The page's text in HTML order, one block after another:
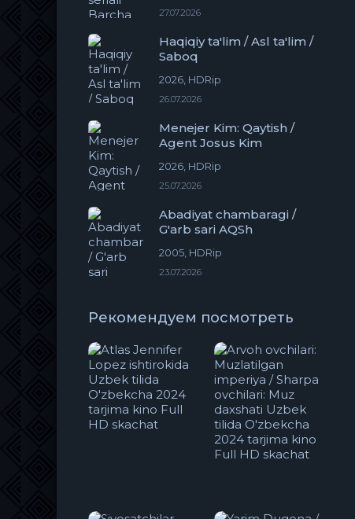
27.07.2026
Haqiqiy ta'lim / Asl ta'lim /
Saboq
2026, HDRip
26.07.2026
Menejer Kim: Qaytish /
Agent Josus Kim
2026, HDRip
25.07.2026
Abadiyat chambaragi /
G'arb sari AQSh
2005, HDRip
23.07.2026
Рекомендуем посмотреть